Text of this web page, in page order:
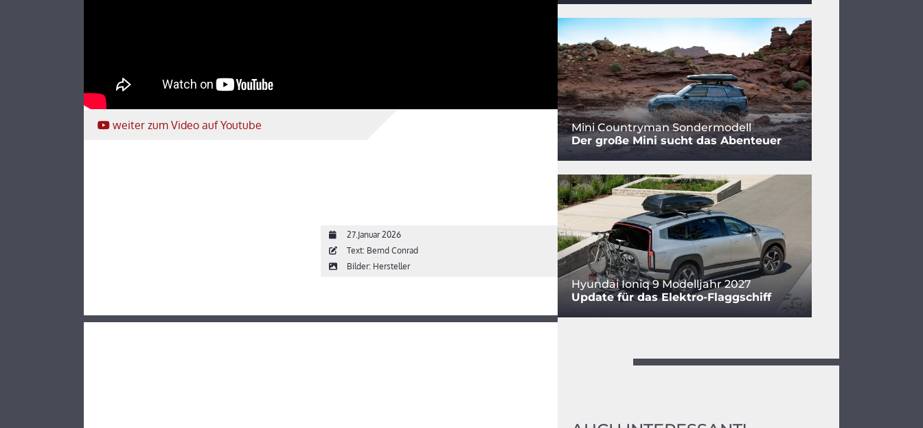
weiter zum Video auf Youtube
27.Januar 2026
Text: Bernd Conrad
Bilder: Hersteller
Mini Countryman Sondermodell
Der große Mini sucht das Abenteuer
Hyundai Ioniq 9 Modelljahr 2027
Update für das Elektro-Flaggschiff